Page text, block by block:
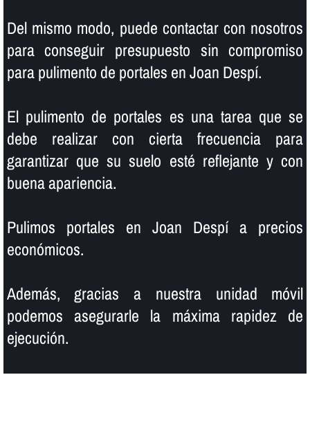
Del mismo modo, puede contactar con nosotros
para conseguir presupuesto sin compromiso
para pulimento de portales en Joan Despí.
El pulimento de portales es una tarea que se
debe realizar con cierta frecuencia para
garantizar que su suelo esté reflejante y con
buena apariencia.
Pulimos portales en Joan Despí a precios
económicos.
Además, gracias a nuestra unidad móvil
podemos asegurarle la máxima rapidez de
ejecución.